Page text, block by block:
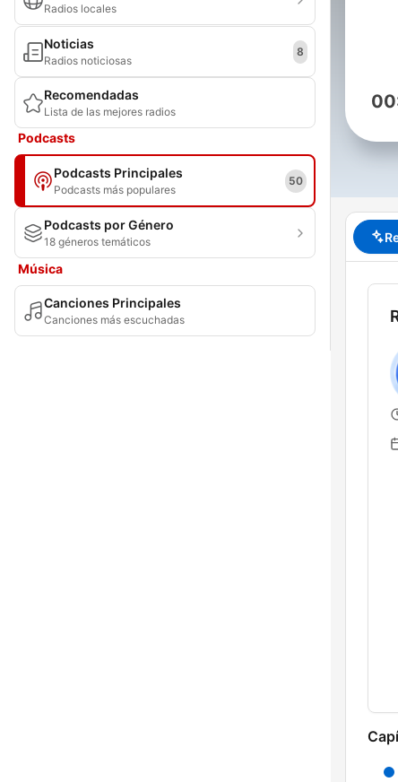
Radios locales
Noticias
Radios noticiosas
8
Recomendadas
Lista de las mejores radios
Podcasts
Podcasts Principales
Podcasts más populares
50
Podcasts por Género
18 géneros temáticos
Música
Canciones Principales
Canciones más escuchadas